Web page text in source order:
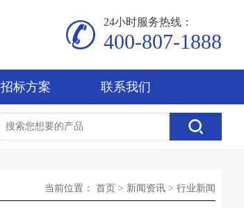
24小时服务热线：
400-807-1888
招标方案 联系我们
当前位置： 首页 > 新闻资讯 > 行业新闻